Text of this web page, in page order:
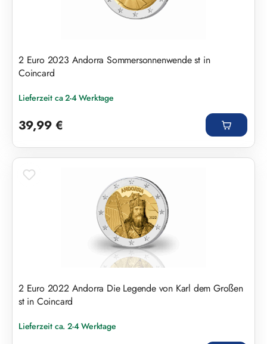
2 Euro 2023 Andorra Sommersonnenwende st in
Coincard
Lieferzeit ca 2-4 Werktage
39,99 €
2 Euro 2022 Andorra Die Legende von Karl dem Großen
st in Coincard
Lieferzeit ca. 2-4 Werktage